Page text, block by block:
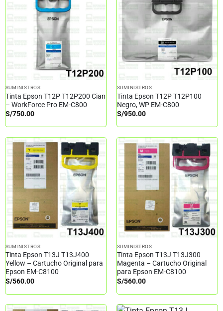
SUMINISTROS
Tinta Epson T12P T12P200 Cian
– WorkForce Pro EM-C800
S/750.00
SUMINISTROS
Tinta Epson T12P T12P100
Negro, WP EM-C800
S/950.00
SUMINISTROS
Tinta Epson T13J T13J400
Yellow – Cartucho Original para
Epson EM-C8100
S/560.00
SUMINISTROS
Tinta Epson T13J T13J300
Magenta – Cartucho Original
para Epson EM-C8100
S/560.00